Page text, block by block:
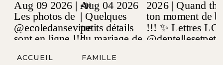
ACCUEIL
FAMILLE